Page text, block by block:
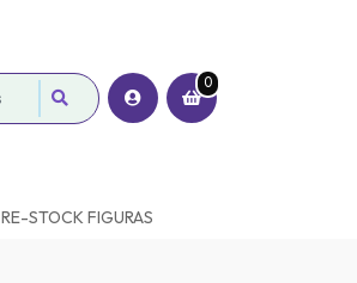
0
RE-STOCK FIGURAS